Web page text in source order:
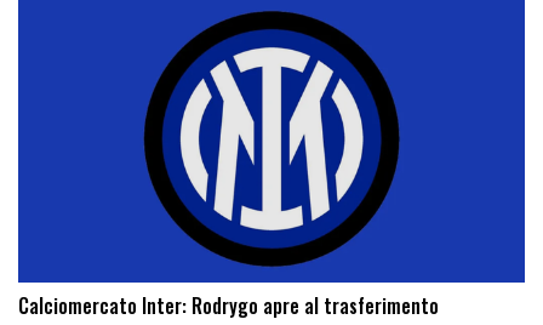
Calciomercato Inter: Rodrygo apre al trasferimento